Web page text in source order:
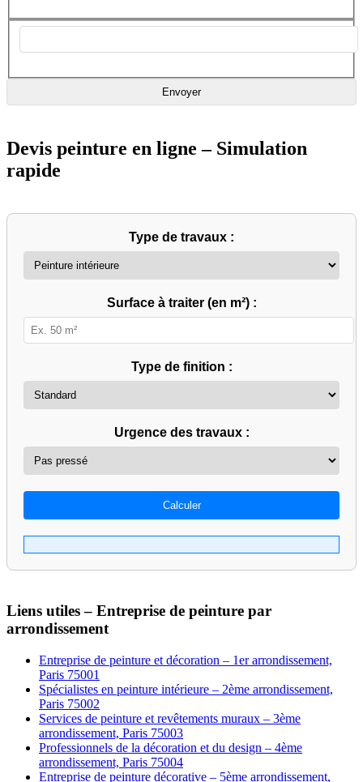
Devis peinture en ligne – Simulation
rapide
Type de travaux :
Surface à traiter (en m²) :
Type de finition :
Urgence des travaux :
Calculer
Liens utiles – Entreprise de peinture par
arrondissement
Entreprise de peinture et décoration – 1er arrondissement,
Paris 75001
Spécialistes en peinture intérieure – 2ème arrondissement,
Paris 75002
Services de peinture et revêtements muraux – 3ème
arrondissement, Paris 75003
Professionnels de la décoration et du design – 4ème
arrondissement, Paris 75004
Entreprise de peinture décorative – 5ème arrondissement,